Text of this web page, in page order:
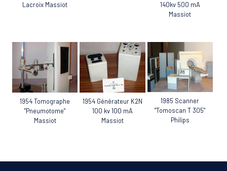
Lacroix Massiot
140kv 500 mA
Massiot
1954 Tomographe
"Pneumotome"
Massiot
1954 Générateur K2N
100 kv 100 mA
Massiot
1985 Scanner
"Tomoscan T 305"
Philips